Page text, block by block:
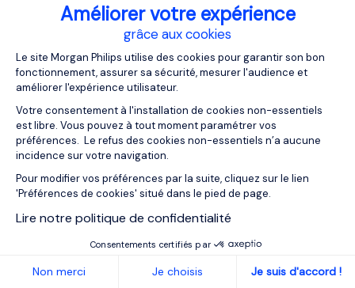
Améliorer votre expérience
grâce aux cookies
Le site Morgan Philips utilise des cookies pour garantir son bon
fonctionnement, assurer sa sécurité, mesurer l'audience et
améliorer l'expérience utilisateur.
Votre consentement à l'installation de cookies non-essentiels
est libre. Vous pouvez à tout moment paramétrer vos
préférences. Le refus des cookies non-essentiels n’a aucune
incidence sur votre navigation.
Pour modifier vos préférences par la suite, cliquez sur le lien
'Préférences de cookies' situé dans le pied de page.
Lire notre politique de confidentialité
Consentements certifiés par
Non merci Je choisis Je suis d'accord !
À la recherche d'une nouvelle
Déposer